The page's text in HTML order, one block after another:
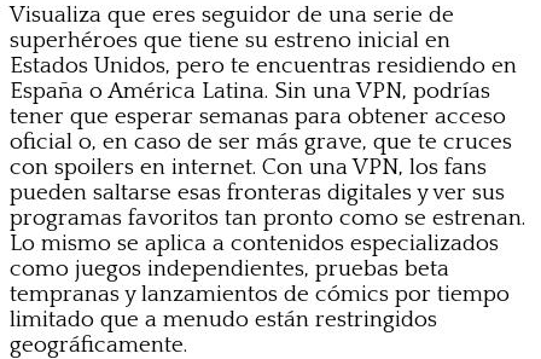
Visualiza que eres seguidor de una serie de
superhéroes que tiene su estreno inicial en
Estados Unidos, pero te encuentras residiendo en
España o América Latina. Sin una VPN, podrías
tener que esperar semanas para obtener acceso
oficial o, en caso de ser más grave, que te cruces
con spoilers en internet. Con una VPN, los fans
pueden saltarse esas fronteras digitales y ver sus
programas favoritos tan pronto como se estrenan.
Lo mismo se aplica a contenidos especializados
como juegos independientes, pruebas beta
tempranas y lanzamientos de cómics por tiempo
limitado que a menudo están restringidos
geográficamente.